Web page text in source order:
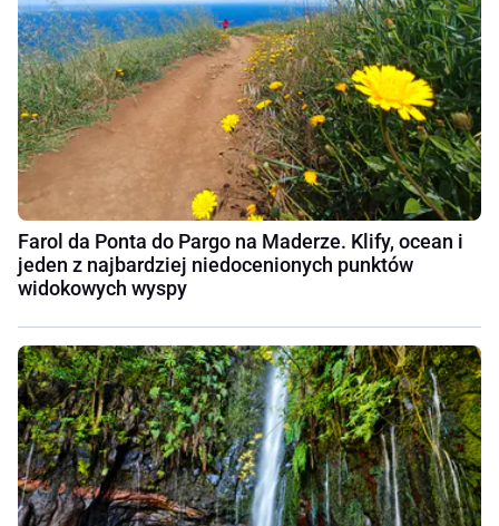
Farol da Ponta do Pargo na Maderze. Klify, ocean i
jeden z najbardziej niedocenionych punktów
widokowych wyspy